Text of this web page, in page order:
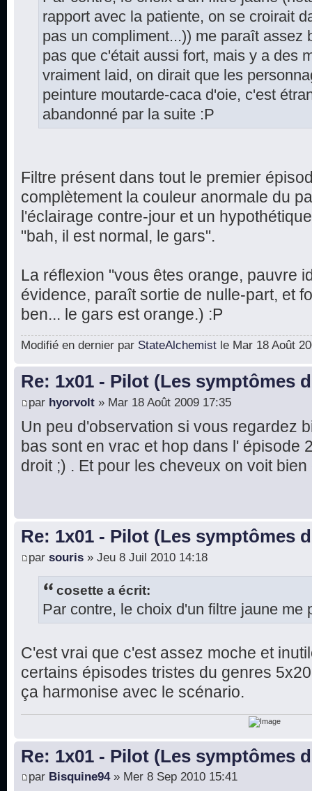
rapport avec la patiente, on se croirait
pas un compliment...)) me paraît assez
pas que c'était aussi fort, mais y a des
vraiment laid, on dirait que les
peinture moutarde-caca d'oie, c'est
abandonné par la suite :P
Filtre présent dans tout le premier
complètement la couleur anormale du
l'éclairage contre-jour et un
"bah, il est normal, le gars".
La réflexion "vous êtes orange, pauvre
évidence, paraît sortie de nulle-part, et
ben... le gars est orange.) :P
Modifié en dernier par StateAlchemist le Mar 18 Août
Re: 1x01 - Pilot (Les symptômes
par hyorvolt » Mar 18 Août 2009 17:35
Un peu d'observation si vous regardez
bas sont en vrac et hop dans l' épisode
droit ;) . Et pour les cheveux on voit
Re: 1x01 - Pilot (Les symptômes
par souris » Jeu 8 Juil 2010 14:18
cosette a écrit:
Par contre, le choix d'un filtre jaune me
C'est vrai que c'est assez moche et
certains épisodes tristes du genres
ça harmonise avec le scénario.
Re: 1x01 - Pilot (Les symptômes
par Bisquine94» Mer 8 Sep 2010 15:41